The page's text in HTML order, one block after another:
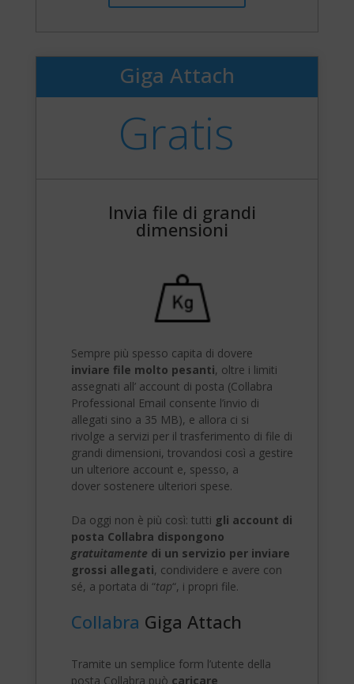
Giga Attach
Gratis
Invia file di grandi
dimensioni
Sempre più spesso capita di dovere
inviare file molto pesanti, oltre i limiti
assegnati all’ account di posta (Collabra
Professional Email consente l’invio di
allegati sino a 35 MB), e allora ci si
rivolge a servizi per il trasferimento di file di
grandi dimensioni, trovandosi così a gestire
un ulteriore account e, spesso, a
dover sostenere ulteriori spese.
Da oggi non è più così: tutti gli account di
posta Collabra dispongono
gratuitamente di un servizio per inviare
grossi allegati, condividere e avere con
sé, a portata di “tap“, i propri file.
Collabra Giga Attach
Tramite un semplice form l’utente della
posta Collabra può caricare